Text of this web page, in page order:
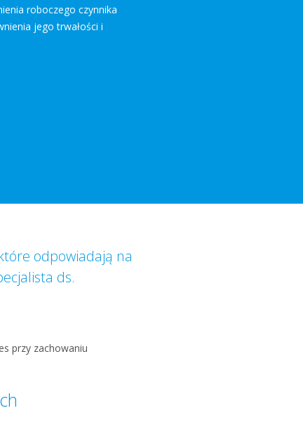
roboczego czynnika
jego trwałości i
odpowiadają na
ds.
przy zachowaniu